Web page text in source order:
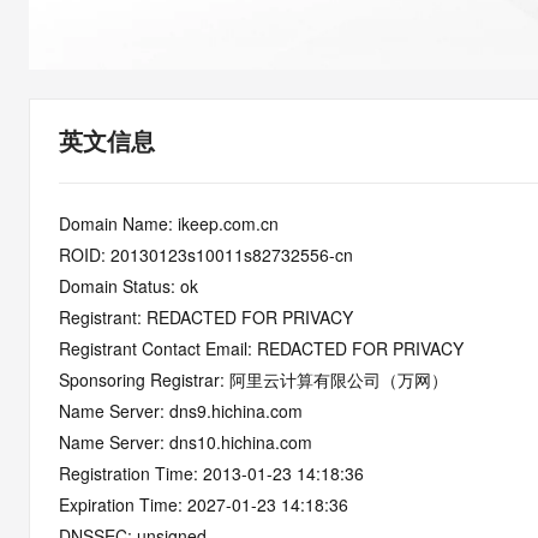
英文信息
Domain Name: ikeep.com.cn
ROID: 20130123s10011s82732556-cn
Domain Status: ok
Registrant: REDACTED FOR PRIVACY
Registrant Contact Email: REDACTED FOR PRIVACY
Sponsoring Registrar: 阿里云计算有限公司（万网）
Name Server: dns9.hichina.com
Name Server: dns10.hichina.com
Registration Time: 2013-01-23 14:18:36
Expiration Time: 2027-01-23 14:18:36